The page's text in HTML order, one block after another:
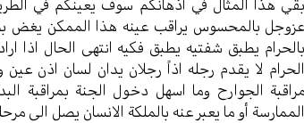
بقي هذا المثال في أذهانكم سوف يعينكم في
عزوجل بالمحسوس يراقب عينه هذا الممكن يغض
بالحرام يطبق شفتيه يطبق فكيه انتهى الحال
الحرام لا يقدم رجله اذاً رجلان يدان لسان اذن عين
مراقبة الجوارح وما اسهل دخول الجنة بمراقبة
الممارسة أو ما يعبر عنه بالملكة الانسان يصل الى